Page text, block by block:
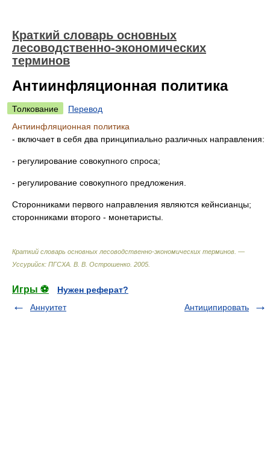
Краткий словарь основных
лесоводственно-экономических
терминов
Антиинфляционная политика
Толкование
Перевод
Антиинфляционная политика
- включает в себя два принципиально различных направления:
- регулирование совокупного спроса;
- регулирование совокупного предложения.
Сторонниками первого направления являются кейнсианцы;
сторонниками второго - монетаристы.
Краткий словарь основных лесоводственно-экономических терминов. —
Уссурийск: ПГСХА В. В. Острошенко 2005
Игры ⚽
Нужен реферат?
Аннуитет
Антиципировать